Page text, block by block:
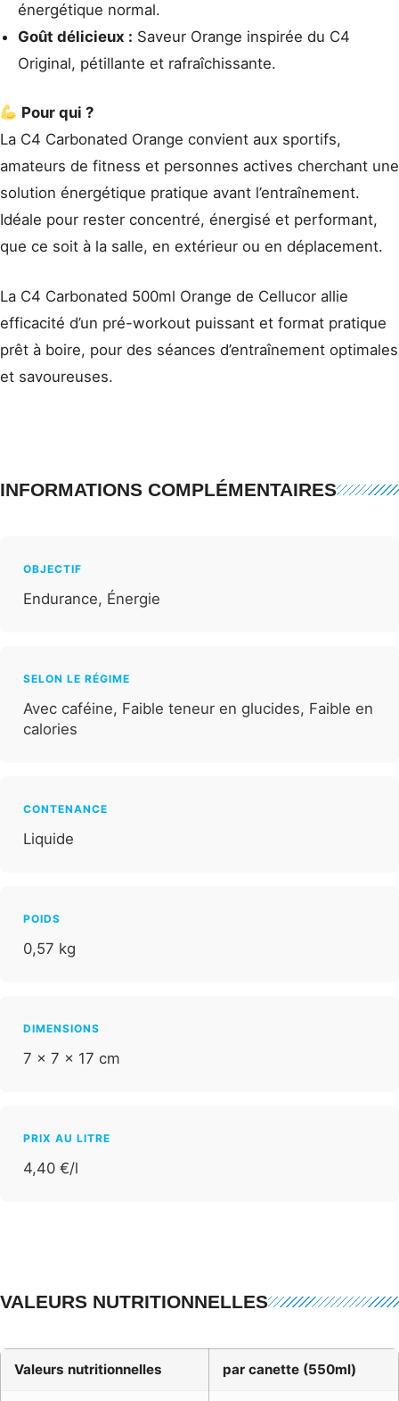
énergétique normal.
Goût délicieux : Saveur Orange inspirée du C4
Original, pétillante et rafraîchissante.
Pour qui ?
La C4 Carbonated Orange convient aux sportifs,
amateurs de fitness et personnes actives cherchant une
solution énergétique pratique avant l’entraînement.
Idéale pour rester concentré, énergisé et performant,
que ce soit à la salle, en extérieur ou en déplacement.
La C4 Carbonated 500ml Orange de Cellucor allie
efficacité d’un pré-workout puissant et format pratique
prêt à boire, pour des séances d’entraînement optimales
et savoureuses.
INFORMATIONS COMPLÉMENTAIRES
OBJECTIF
Endurance, Énergie
SELON LE RÉGIME
Avec caféine, Faible teneur en glucides, Faible en
calories
CONTENANCE
Liquide
POIDS
0,57 kg
DIMENSIONS
7 × 7 × 17 cm
PRIX AU LITRE
4,40 €/l
VALEURS NUTRITIONNELLES
Valeurs nutritionnelles par canette (550ml)